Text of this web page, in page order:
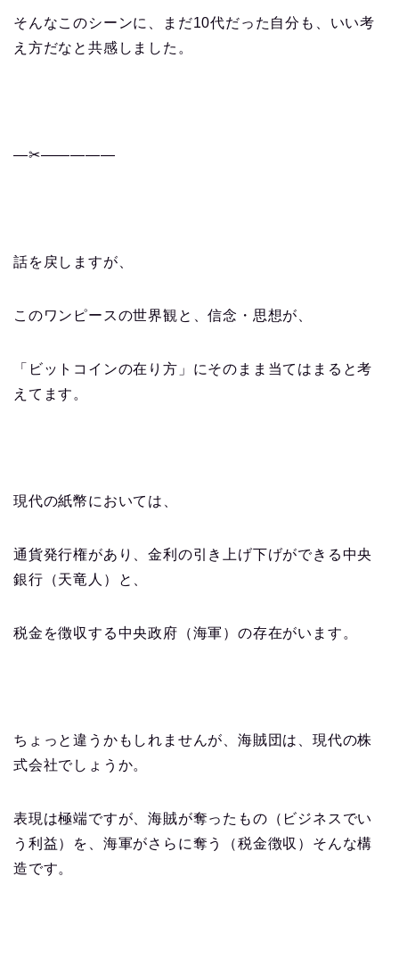
そんなこのシーンに、まだ10代だった自分も、いい考
え方だなと共感しました。
—✂︎—————
話を戻しますが、
このワンピースの世界観と、信念・思想が、
「ビットコインの在り方」にそのまま当てはまると考
えてます。
現代の紙幣においては、
通貨発行権があり、金利の引き上げ下げができる中央
銀行（天竜人）と、
税金を徴収する中央政府（海軍）の存在がいます。
ちょっと違うかもしれませんが、海賊団は、現代の株
式会社でしょうか。
表現は極端ですが、海賊が奪ったもの（ビジネスでい
う利益）を、海軍がさらに奪う（税金徴収）そんな構
造です。